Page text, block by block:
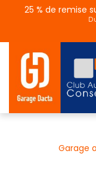
25 % de remise
Garage
Panneau de gestion